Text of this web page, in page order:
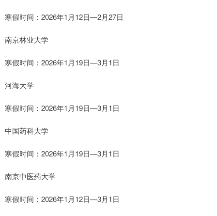
寒假时间：2026年1月12日—2月27日
南京林业大学
寒假时间：2026年1月19日—3月1日
河海大学
寒假时间：2026年1月19日—3月1日
中国药科大学
寒假时间：2026年1月19日—3月1日
南京中医药大学
寒假时间：2026年1月12日—3月1日